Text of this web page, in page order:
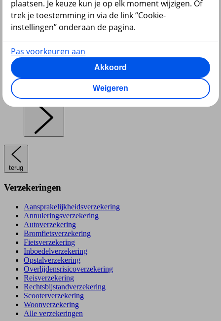
Pensioen en lijfrente
Hypotheek
terug
Verzekeringen
Aansprakelijkheidsverzekering
Annuleringsverzekering
Autoverzekering
Bromfietsverzekering
Fietsverzekering
Inboedelverzekering
Opstalverzekering
Overlijdensrisicoverzekering
Reisverzekering
Rechtsbijstandverzekering
Scooterverzekering
Woonverzekering
Alle verzekeringen
plaatsen. Je keuze kun je op elk moment wijzigen. Of
trek je toestemming in via de link “Cookie-
instellingen” onderaan de pagina.
Pas voorkeuren aan
Akkoord
Weigeren